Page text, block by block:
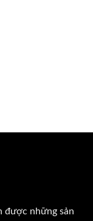
được những sản